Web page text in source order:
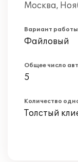
Москва,
Вариант работы
Файловый
Общее число
5
Количество
Толстый